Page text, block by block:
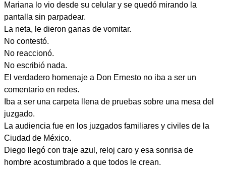
Mariana lo vio desde su celular y se quedó mirando la
pantalla sin parpadear.
La neta, le dieron ganas de vomitar.
No contestó.
No reaccionó.
No escribió nada.
El verdadero homenaje a Don Ernesto no iba a ser un
comentario en redes.
Iba a ser una carpeta llena de pruebas sobre una mesa del
juzgado.
La audiencia fue en los juzgados familiares y civiles de la
Ciudad de México.
Diego llegó con traje azul, reloj caro y esa sonrisa de
hombre acostumbrado a que todos le crean.